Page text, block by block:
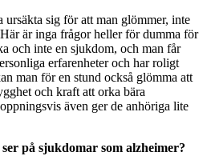
sig för att man glömmer, inte
är inga frågor heller för dumma för
och inte en sjukdom, och man får
erfarenheter och har roligt
man för en stund också glömma att
och kraft att orka bära
även ger de anhöriga lite
på sjukdomar som alzheimer?